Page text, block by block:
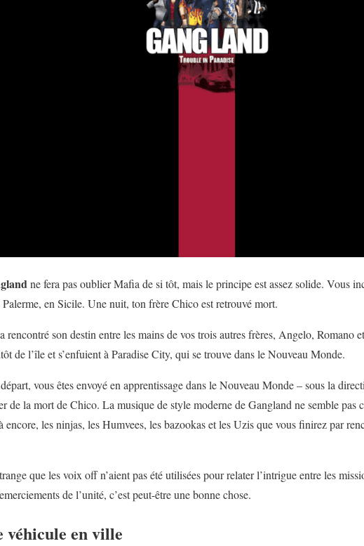
ne fera pas oublier Mafia de si tôt, mais le principe est assez solide. Vous
en Sicile. Une nuit, ton frère Chico est retrouvé mort.
rencontré son destin entre les mains de vos trois autres frères, Angelo, Romano
de l’île et s’enfuient à Paradise City, qui se trouve dans le Nouveau Monde.
vous êtes envoyé en apprentissage dans le Nouveau Monde – sous la
de la mort de Chico. La musique de style moderne de Gangland ne semble pas
encore, les ninjas, les Humvees, les bazookas et les Uzis que vous finirez par
que les voix off n’aient pas été utilisées pour relater l’intrigue entre les
de l’unité, c’est peut-être une bonne chose.
véhicule en ville